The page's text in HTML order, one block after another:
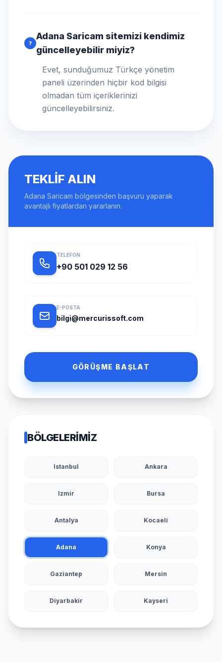
?
Adana Saricam sitemizi kendimiz
güncelleyebilir miyiz?
Evet, sunduğumuz Türkçe yönetim
paneli üzerinden hiçbir kod bilgisi
olmadan tüm içeriklerinizi
güncelleyebilirsiniz.
TEKLIF ALIN
Adana Saricam bölgesinden başvuru yaparak
avantajlı fiyatlardan yararlanın.
TELEFON
+90 501 029 12 56
E-POSTA
bilgi@mercurissoft.com
GÖRÜŞME BAŞLAT
BÖLGELERIMIZ
Istanbul Ankara
Izmir Bursa
Antalya Kocaeli
Adana Konya
Gaziantep Mersin
Diyarbakir Kayseri